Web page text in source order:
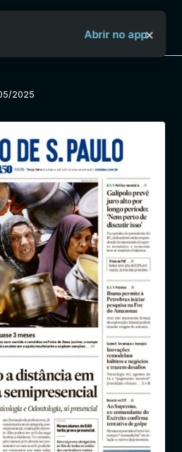
Sobre o Aya Bancah
Início
Revistas
Jornais
Notícias
Entrar
Abrir no app×
2025